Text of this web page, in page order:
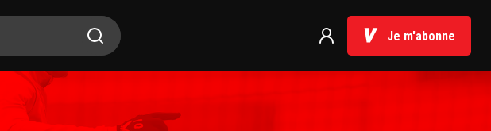
Je m'abonne